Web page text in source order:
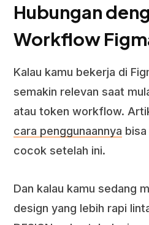
Hubungan
Workflow
Kalau kamu bekerja di
semakin relevan saat
atau token workflow.
cara penggunaannya bisa
cocok setelah ini.
Dan kalau kamu sedang
design yang lebih rapi